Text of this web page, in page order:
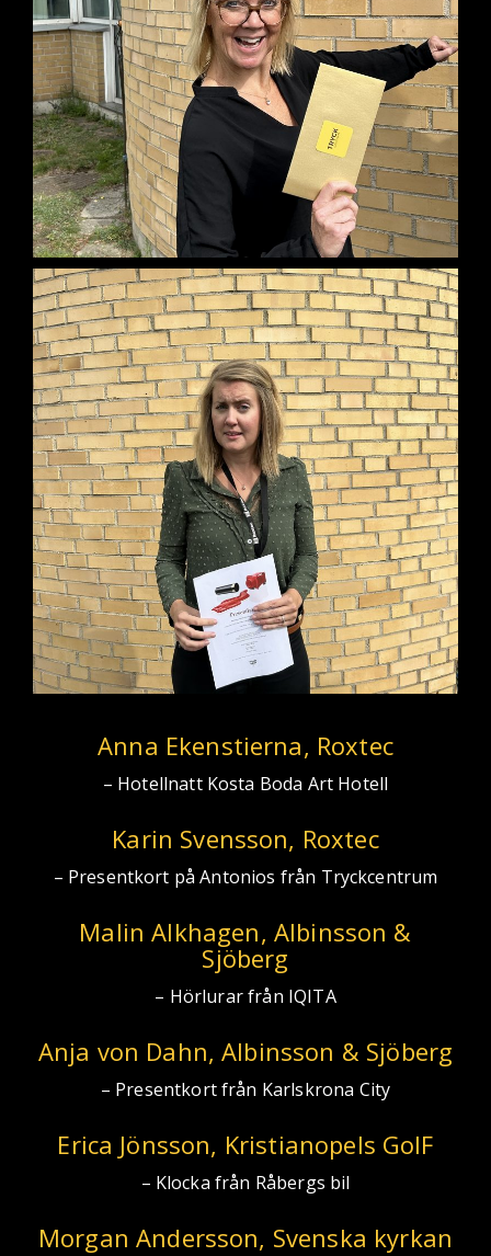
Anna Ekenstierna, Roxtec
– Hotellnatt Kosta Boda Art Hotell
Karin Svensson, Roxtec
– Presentkort på Antonios från Tryckcentrum
Malin Alkhagen, Albinsson &
Sjöberg
– Hörlurar från IQITA
Anja von Dahn, Albinsson & Sjöberg
– Presentkort från Karlskrona City
Erica Jönsson, Kristianopels GoIF
– Klocka från Råbergs bil
Morgan Andersson, Svenska kyrkan